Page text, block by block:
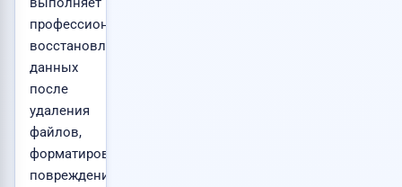
профессиональное
восстановление
данных
после
удаления
файлов,
форматирования,
повреждения